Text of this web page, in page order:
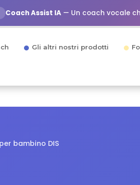
Coach Assist IA— Un coach vocale
Gli altri nostri prodotti
bambino DIS